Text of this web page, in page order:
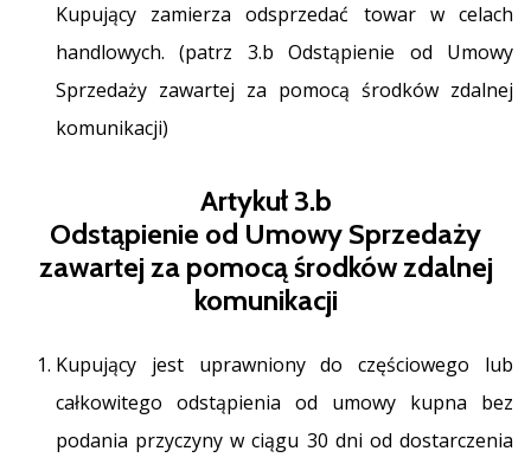
Kupujący zamierza odsprzedać towar w celach
handlowych. (patrz 3.b Odstąpienie od Umowy
Sprzedaży zawartej za pomocą środków zdalnej
komunikacji)
Artykuł 3.b
Odstąpienie od Umowy Sprzedaży
zawartej za pomocą środków zdalnej
komunikacji
Kupujący jest uprawniony do częściowego lub
całkowitego odstąpienia od umowy kupna bez
podania przyczyny w ciągu 30 dni od dostarczenia